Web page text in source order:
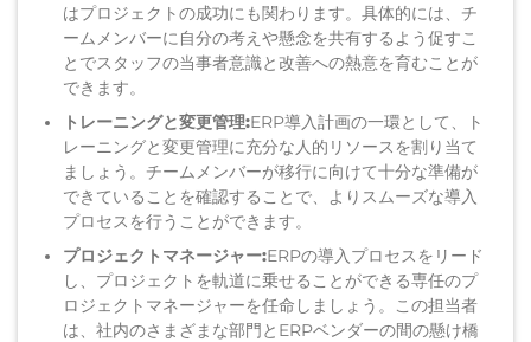
はプロジェクトの成功にも関わります。具体的には
チ
ームメンバーに自分の考えや懸念を共有するよう促すこ
とでスタッフの当事者意識と改善への熱意を育むことが
できます。
トレーニングと変更管理:ERP導入計画の一環として、ト
レーニングと変更管理に充分な人的 リソースを割り当て
ましょう 。 チームメンバーが移行に向けて十分な準備が
できていることを確認することで、
よりスムーズな導入
プロセスを行うことができます。
プロジェクトマネージャー:ERPの導入プロセスを リード
し、プロジェクトを軌道に乗せることができる専任のプ
ロジェクトマネージャーを任命しま しょう。
この担当者
は、社内のさまざまな部門とERPベンダーの間の懸け橋